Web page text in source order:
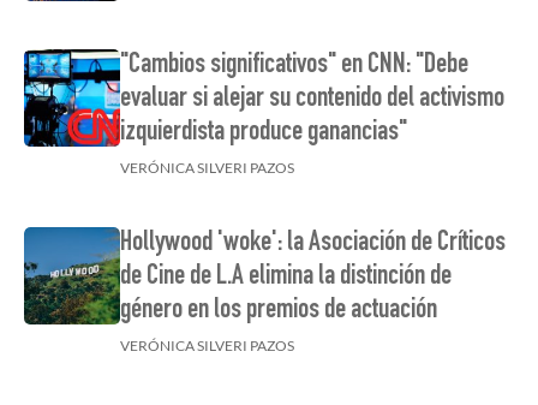
"Cambios significativos" en CNN: "Debe
evaluar si alejar su contenido del activismo
izquierdista produce ganancias"
VERÓNICA SILVERI PAZOS
Hollywood 'woke': la Asociación de Críticos
de Cine de L.A elimina la distinción de
género en los premios de actuación
VERÓNICA SILVERI PAZOS